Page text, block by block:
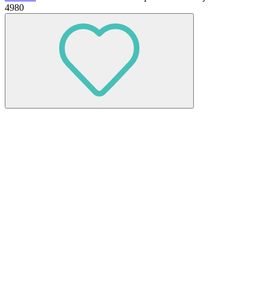
4980